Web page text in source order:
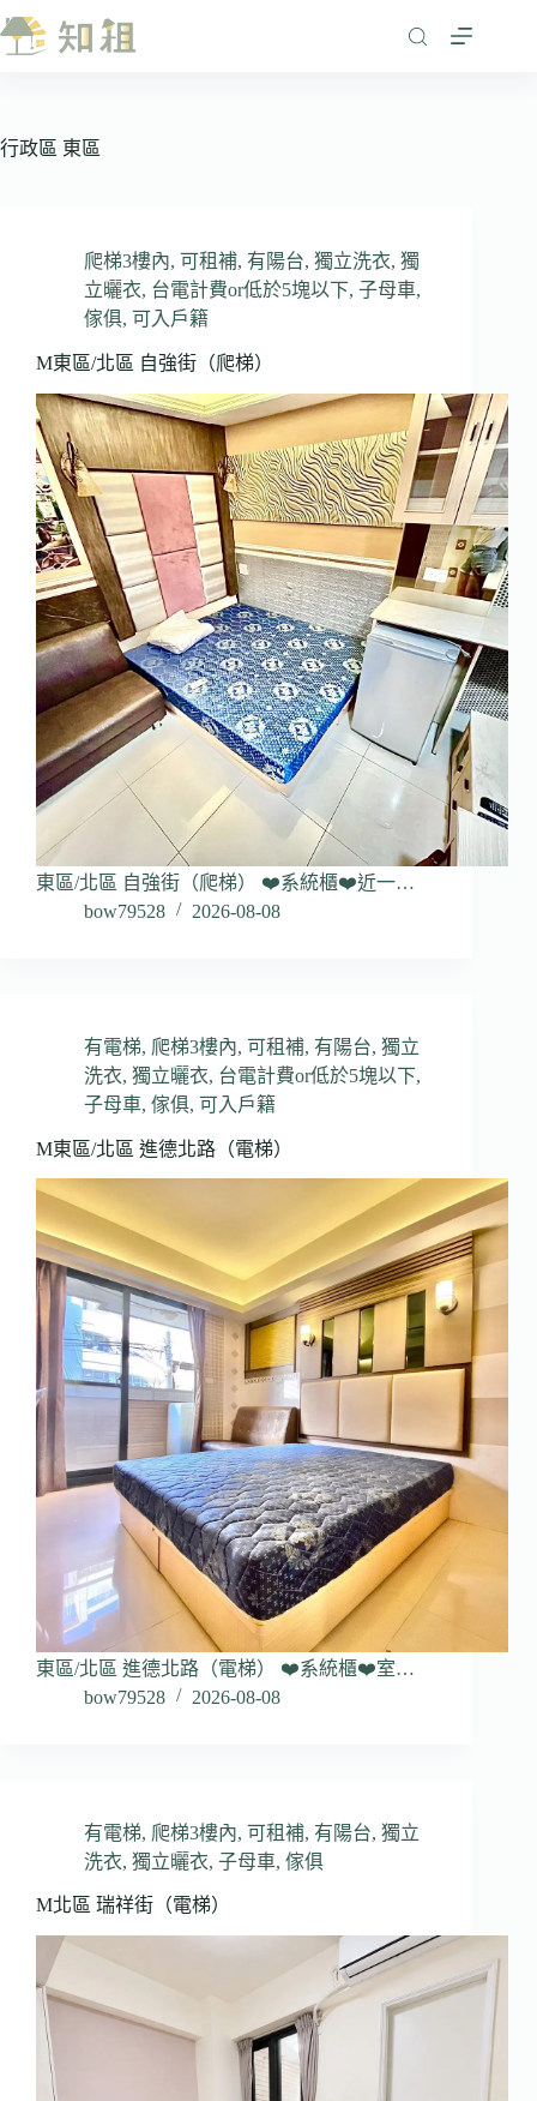
跳
至
容
行政區 東區
爬梯3樓內, 可租補, 有陽台, 獨立洗衣, 獨
立曬衣, 台電計費or低於5塊以下, 子母車,
傢俱, 可入戶籍
M東區/北區 自強街（爬梯）
東區/北區 自強街（爬梯） ❤️系統櫃❤️近一…
bow79528
2026-08-08
有電梯, 爬梯3樓內, 可租補, 有陽台, 獨立
洗衣, 獨立曬衣, 台電計費or低於5塊以下,
子母車, 傢俱, 可入戶籍
M東區/北區 進德北路（電梯）
東區/北區 進德北路（電梯） ❤️系統櫃❤️室…
bow79528
2026-08-08
有電梯, 爬梯3樓內, 可租補, 有陽台, 獨立
洗衣, 獨立曬衣, 子母車, 傢俱
M北區 瑞祥街（電梯）